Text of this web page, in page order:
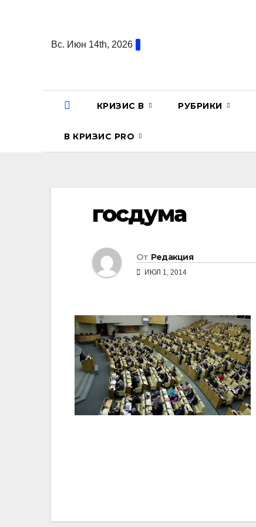
содержаниюВс. Июн 14th, 2026
КРИЗИС В РУБРИКИ
В КРИЗИС PRO
госдума
От Редакция
ИЮЛ 1, 2014
записям